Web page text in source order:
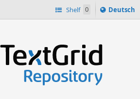
Shelf 0
Sprache
ï¿½ndern
Deutsch